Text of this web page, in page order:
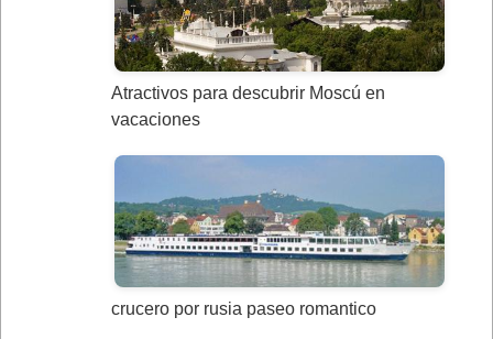
Atractivos para descubrir Moscú en
vacaciones
crucero por rusia paseo romantico